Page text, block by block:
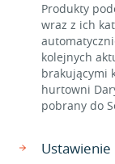
Produkty
wraz z ich
kolejnych
brakującymi
hurtowni
pobrany do
Ustawienie